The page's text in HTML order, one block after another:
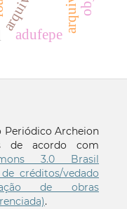
adufepe
Periódico Archeion
de acordo com
3.0 Brasil
créditos/vedado
de obras
.